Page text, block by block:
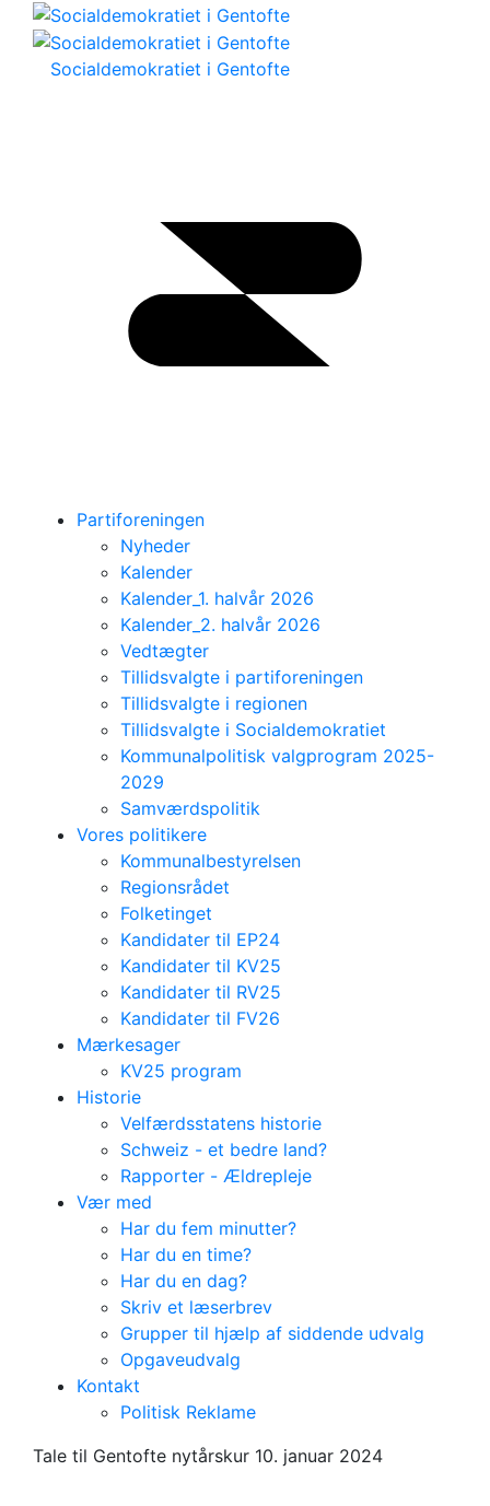
Socialdemokratiet i Gentofte
Partiforeningen
Nyheder
Kalender
Kalender_1. halvår 2026
Kalender_2. halvår 2026
Vedtægter
Tillidsvalgte i partiforeningen
Tillidsvalgte i regionen
Tillidsvalgte i Socialdemokratiet
Kommunalpolitisk valgprogram 2025-
2029
Samværdspolitik
Vores politikere
Kommunalbestyrelsen
Regionsrådet
Folketinget
Kandidater til EP24
Kandidater til KV25
Kandidater til RV25
Kandidater til FV26
Mærkesager
KV25 program
Historie
Velfærdsstatens historie
Schweiz - et bedre land?
Rapporter - Ældrepleje
Vær med
Har du fem minutter?
Har du en time?
Har du en dag?
Skriv et læserbrev
Grupper til hjælp af siddende udvalg
Opgaveudvalg
Kontakt
Politisk Reklame
Tale Nytårskur 2024
Sebastian
Schwartz
Tale til Gentofte nytårskur 10. januar 2024